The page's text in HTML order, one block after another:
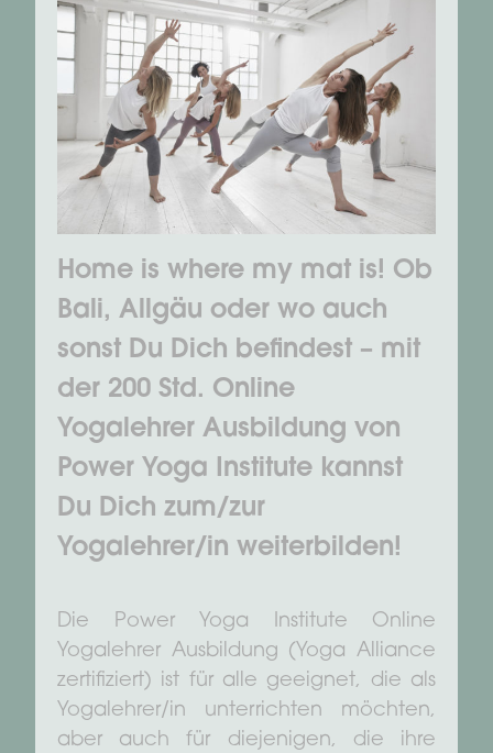
Home is where my mat is! Ob
Bali, Allgäu oder wo auch
sonst Du Dich befindest – mit
der 200 Std. Online
Yogalehrer Ausbildung von
Power Yoga Institute kannst
Du Dich zum/zur
Yogalehrer/in weiterbilden!
Die Power Yoga Institute Online
Yogalehrer Ausbildung (Yoga Alliance
zertifiziert) ist für alle geeignet, die als
Yogalehrer/in unterrichten möchten,
aber auch für diejenigen, die ihre